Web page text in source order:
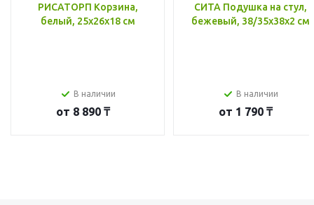
РИСАТОРП Корзина,
белый, 25x26x18 см
В наличии
от 8 890 ₸
СИТА Подушка на стул,
бежевый, 38/35x38x2 см
В наличии
от 1 790 ₸